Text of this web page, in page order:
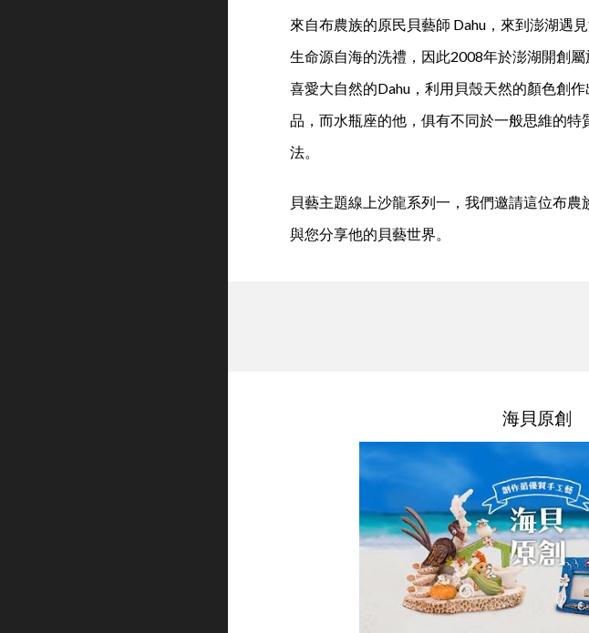
來自布農族的原民貝藝師 Dahu，來到澎湖遇
生命源自海的洗禮，因此2008年於澎湖開創屬
喜愛大自然的Dahu，利用貝殼天然的顏色創
品，而水瓶座的他，俱有不同於一般思維的特
法。
貝藝主題線上沙龍系列一，我們邀請這位布農
與您分享他的貝藝世界。
海貝原創